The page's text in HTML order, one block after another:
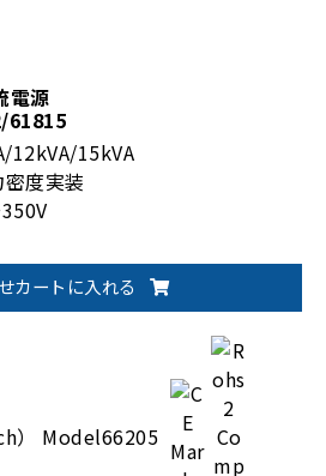
電源
61815
12kVA/15kVA
度実装
カートに入れる